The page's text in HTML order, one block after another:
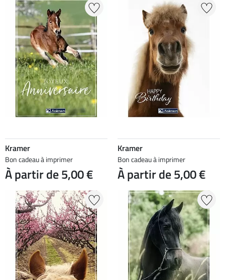
Kramer
Bon cadeau à imprimer
À partir de 5,00 €
Kramer
Bon cadeau à imprimer
À partir de 5,00 €